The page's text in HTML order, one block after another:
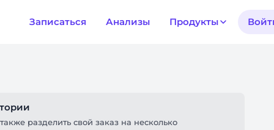
Записаться Анализы Продукты
разделить свой заказ на несколько